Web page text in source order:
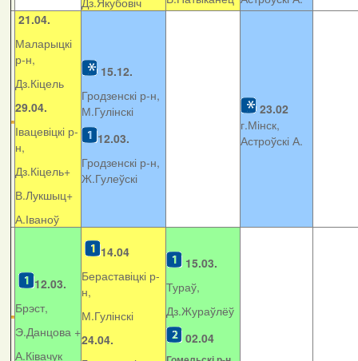
21.04.
Маларыцкі
р-н,
Дз.Кіцель
29.04.
Івацевіцкі р-
н,
Дз.Кіцель+
В.Лукшыц+
А.Іваноў
15.12.
Гродзенскі р-н,
М.Гулінскі
12.03.
Гродзенскі р-н,
Ж.Гулеўскі
23.02
г.Мінск,
Астроўскі А.
12.03.
Брэст,
Э.Данцова +
А.Ківачук
14.04
Бераставіцкі р-
н,
М.Гулінскі
24.04.
15.03.
Тураў,
Дз.Жураўлёў
02.04